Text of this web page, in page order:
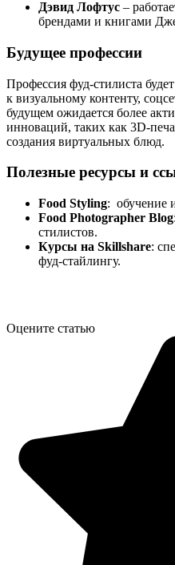
Дэвид Лофтус –
брендами и книгами
Будущее профессии
Профессия фуд-стилиста
к визуальному контенту,
будущем ожидается более
инноваций, таких как 3D-
создания виртуальных блюд.
Полезные ресурсы и
Food Styling: обучение
Food Photographer Blog
стилистов.
Курсы на Skillshare:
фуд-стайлингу.
Оцените статью